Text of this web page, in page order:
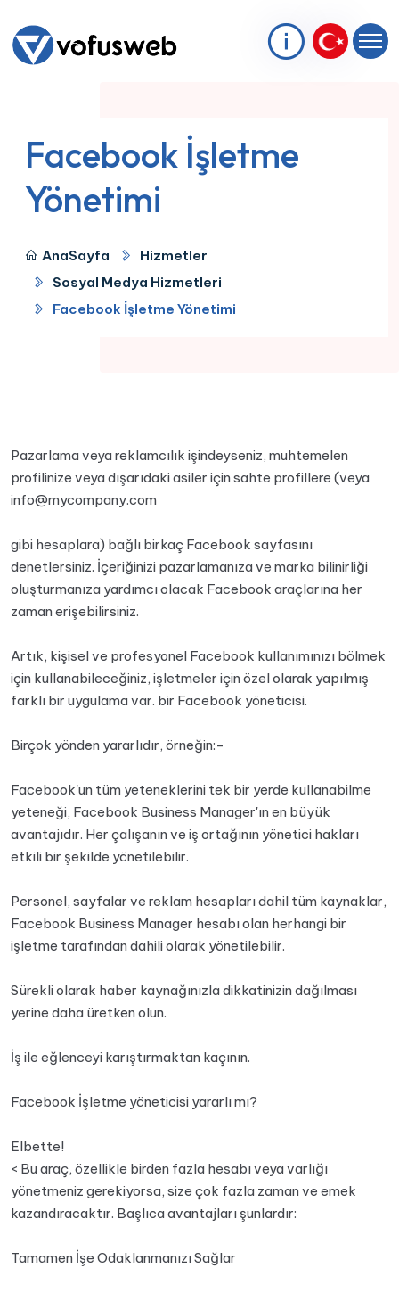
Facebook İşletme
Yönetimi
AnaSayfa
Hizmetler
Sosyal Medya Hizmetleri
Facebook İşletme Yönetimi
Pazarlama veya reklamcılık işindeyseniz, muhtemelen
profilinize veya dışarıdaki asiler için sahte profillere (veya
info@mycompany.com
gibi hesaplara) bağlı birkaç Facebook sayfasını
denetlersiniz. İçeriğinizi pazarlamanıza ve marka bilinirliği
oluşturmanıza yardımcı olacak Facebook araçlarına her
zaman erişebilirsiniz.
Artık, kişisel ve profesyonel Facebook kullanımınızı bölmek
için kullanabileceğiniz, işletmeler için özel olarak yapılmış
farklı bir uygulama var. bir Facebook yöneticisi.
Birçok yönden yararlıdır, örneğin:-
Facebook'un tüm yeteneklerini tek bir yerde kullanabilme
yeteneği, Facebook Business Manager'ın en büyük
avantajıdır. Her çalışanın ve iş ortağının yönetici hakları
etkili bir şekilde yönetilebilir.
Personel, sayfalar ve reklam hesapları dahil tüm kaynaklar,
Facebook Business Manager hesabı olan herhangi bir
işletme tarafından dahili olarak yönetilebilir.
Sürekli olarak haber kaynağınızla dikkatinizin dağılması
yerine daha üretken olun.
İş ile eğlenceyi karıştırmaktan kaçının.
Facebook İşletme yöneticisi yararlı mı?
Elbette!
< Bu araç, özellikle birden fazla hesabı veya varlığı
yönetmeniz gerekiyorsa, size çok fazla zaman ve emek
kazandıracaktır. Başlıca avantajları şunlardır:
Tamamen İşe Odaklanmanızı Sağlar